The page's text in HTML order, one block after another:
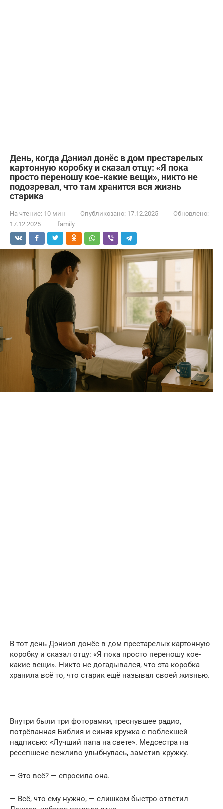
День, когда Дэниэл донёс в дом престарелых
картонную коробку и сказал отцу: «Я пока
просто переношу кое-какие вещи», никто не
подозревал, что там хранится вся жизнь
старика
На чтение: 10 мин Опубликовано: 17.12.2025
Обновлено:
17.12.2025
family
В тот день Дэниэл донёс в дом престарелых картонную
коробку и сказал отцу: «Я пока просто переношу кое-
какие вещи». Никто не догадывался, что эта коробка
хранила всё то, что старик ещё называл своей жизнью.
Внутри были три фоторамки, треснувшее радио,
потрёпанная Библия и синяя кружка с поблекшей
надписью: «Лучший папа на свете». Медсестра на
ресепшене вежливо улыбнулась, заметив кружку.
— Это всё? — спросила она.
— Всё, что ему нужно, — слишком быстро ответил